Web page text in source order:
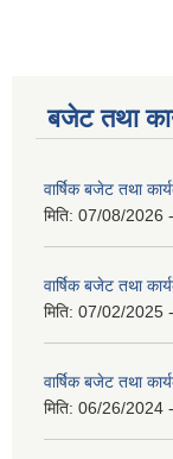
बजेट तथा
वार्षिक बजेट तथा
मिति: 07/08/2026
वार्षिक बजेट तथा
मिति: 07/02/2025
वार्षिक बजेट तथा
मिति: 06/26/2024